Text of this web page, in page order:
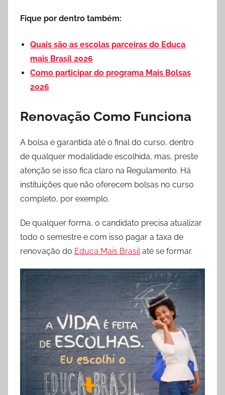
Fique por dentro também:
Quais são as escolas parceiras do Educa
mais Brasil 2026
Como participar do programa Mais Bolsas
2026
Renovação Como Funciona
A bolsa e garantida até o final do curso, dentro
de qualquer modalidade escolhida, mas, preste
atenção se isso fica claro na Regulamento. Há
instituições que não oferecem bolsas no curso
completo, por exemplo.
De qualquer forma, o candidato precisa atualizar
todo o semestre e com isso pagar a taxa de
renovação do Educa Mais Brasil até se formar.